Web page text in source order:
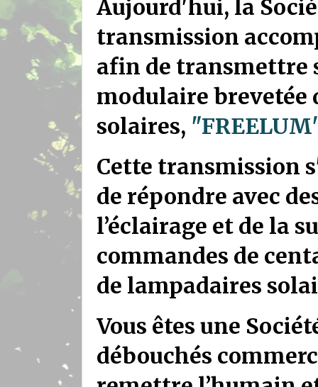
Aujourd'hui, la
transmission
afin de transmettre
modulaire brevetée
solaires,
Cette transmission
de répondre avec
l’éclairage et de la
commandes de
de lampadaires
Vous êtes une
débouchés